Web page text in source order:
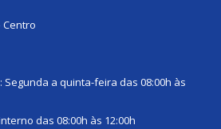
Centro
a quinta-feira das 08:00h às
das 08:00h às 12:00h